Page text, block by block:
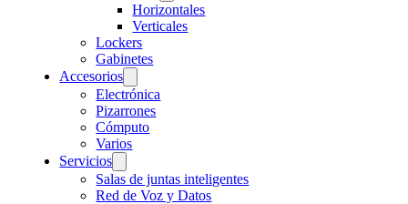
Horizontales
Verticales
Lockers
Gabinetes
Accesorios
Electrónica
Pizarrones
Cómputo
Varios
Servicios
Salas de juntas inteligentes
Red de Voz y Datos